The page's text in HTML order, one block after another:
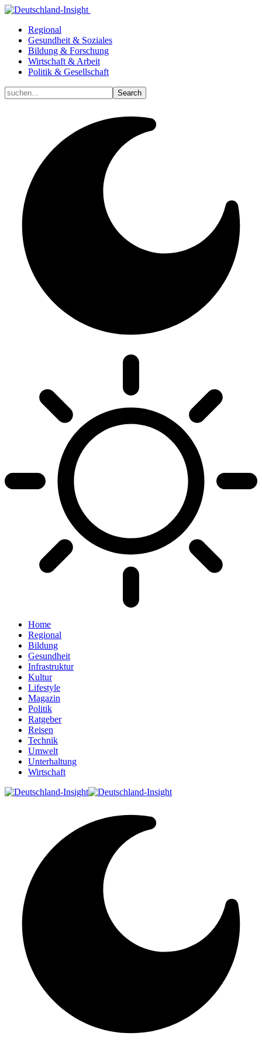
Regional
Gesundheit & Soziales
Bildung & Forschung
Wirtschaft & Arbeit
Politik & Gesellschaft
Home
Regional
Bildung
Gesundheit
Infrastruktur
Kultur
Lifestyle
Magazin
Politik
Ratgeber
Reisen
Technik
Umwelt
Unterhaltung
Wirtschaft